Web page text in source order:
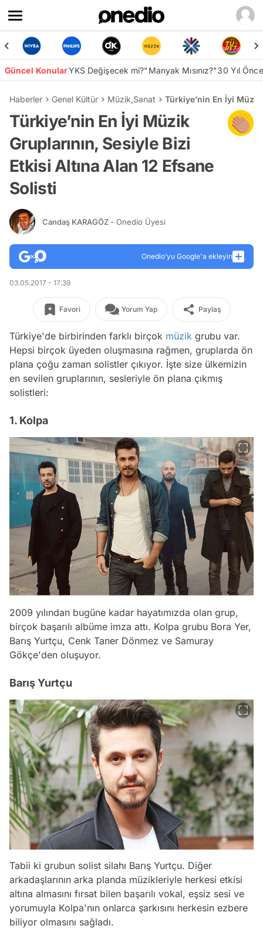
Güncel KonularYKS Değişecek mi?"Manyak Mısınız?"30 Yıl
Haberler Genel Kültür Müzik,Sanat Türkiye’nin En İyi
Türkiye’nin En İyi Müzik
Gruplarının, Sesiyle Bizi
Etkisi Altına Alan 12 Efsane
Solisti
Candaş KARAGÖZ - Onedio Üyesi
Onedio’yu Google'a ekleyin
03.05.2017 - 17:39
Favori Yorum Yap Paylaş
Türkiye'de birbirinden farklı birçok müzik grubu var.
Hepsi birçok üyeden oluşmasına rağmen, gruplarda ön
plana çoğu zaman solistler çıkıyor. İşte size ülkemizin
en sevilen gruplarının, sesleriyle ön plana çıkmış
solistleri:
1. Kolpa
2009 yılından bugüne kadar hayatımızda olan grup,
birçok başarılı albüme imza attı. Kolpa grubu Bora Yer,
Barış Yurtçu, Cenk Taner Dönmez ve Samuray
Gökçe'den oluşuyor.
Barış Yurtçu
Tabii ki grubun solist silahı Barış Yurtçu. Diğer
arkadaşlarının arka planda müzikleriyle herkesi etkisi
altına almasını fırsat bilen başarılı vokal, eşsiz sesi ve
yorumuyla Kolpa'nın onlarca şarkısını herkesin ezbere
biliyor olmasını sağladı.